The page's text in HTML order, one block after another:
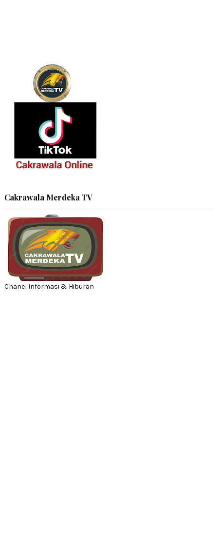
Cakrawala Merdeka TV
Chanel Informasi & Hiburan